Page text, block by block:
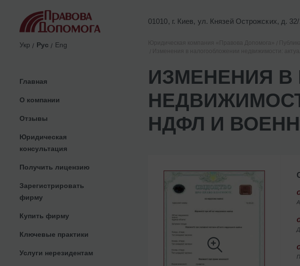
01010, г. Киев, ул. Князей Острожских, д.
Укр Рус Eng
Главная
О компании
Отзывы
Юридическая
консультация
Получить лицензию
Зарегистрировать
фирму
Купить фирму
Ключевые практики
Услуги нерезидентам
ИЗМЕНЕНИЯ
НДФЛ И